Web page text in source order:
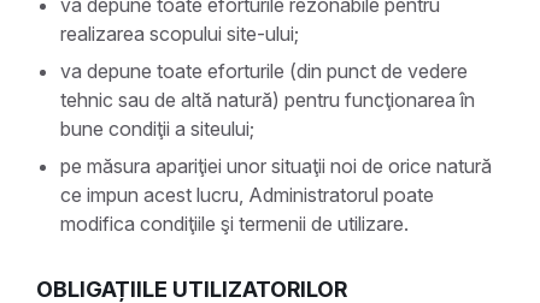
va depune toate eforturile rezonabile pentru
realizarea scopului site-ului;
va depune toate eforturile (din punct de vedere
tehnic sau de altă natură) pentru funcţionarea în
bune condiţii a siteului;
pe măsura apariţiei unor situaţii noi de orice natură
ce impun acest lucru, Administratorul poate
modifica condiţiile şi termenii de utilizare.
OBLIGAȚIILE UTILIZATORILOR